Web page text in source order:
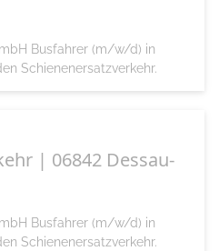
Busfahrer (m/w/d) in
Schienenersatzverkehr.
| 06842 Dessau-
Busfahrer (m/w/d) in
Schienenersatzverkehr.